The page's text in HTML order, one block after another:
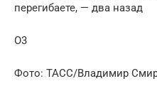
перегибаете, — два назад
О3
Фото: ТАСС/Владимир